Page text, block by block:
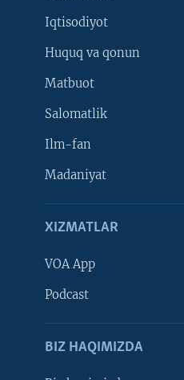
Iqtisodiyot
Huquq va qonun
Matbuot
Salomatlik
Ilm-fan
Madaniyat
XIZMATLAR
VOA App
Podcast
BIZ HAQIMIZDA